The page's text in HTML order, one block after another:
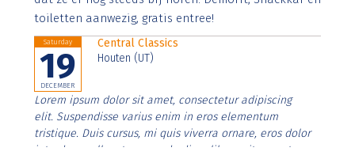
toiletten aanwezig, gratis entree!
Saturday
19
DECEMBER
Central Classics
Houten (UT)
Lorem ipsum dolor sit amet, consectetur adipiscing
elit. Suspendisse varius enim in eros elementum
tristique. Duis cursus, mi quis viverra ornare, eros dolor
interdum nulla, ut commodo diam libero vitae erat.